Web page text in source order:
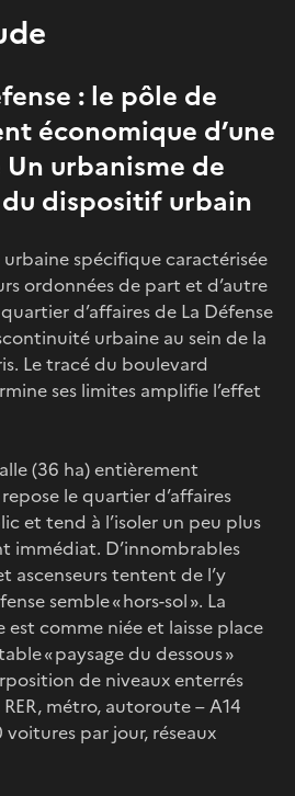
: le pôle de
économique d’une
urbanisme de
dispositif urbain
urbaine spécifique caractérisée
ordonnées de part et d’autre
d’affaires de La Défense
urbaine au sein de la
Le tracé du boulevard
ses limites amplifie l’effet
(36 ha) entièrement
le quartier d’affaires
et tend à l’isoler un peu plus
immédiat. D’innombrables
ascenseurs tentent de l’y
semble « hors-sol ». La
comme niée et laisse place
« paysage du dessous »
de niveaux enterrés
métro, autoroute – A14
par jour, réseaux